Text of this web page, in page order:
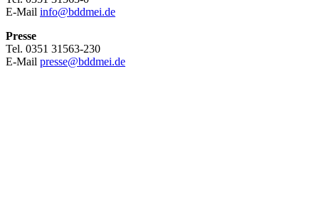
E-Mail info@bddmei.de
Presse
Tel. 0351 31563-230
E-Mail presse@bddmei.de